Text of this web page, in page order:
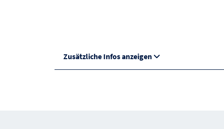
Zusätzliche Infos anzeigen